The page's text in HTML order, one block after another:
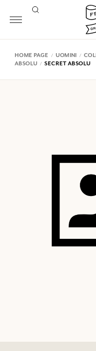
HOME PAGE UOMINI
ABSOLU
SECRET ABSOLU